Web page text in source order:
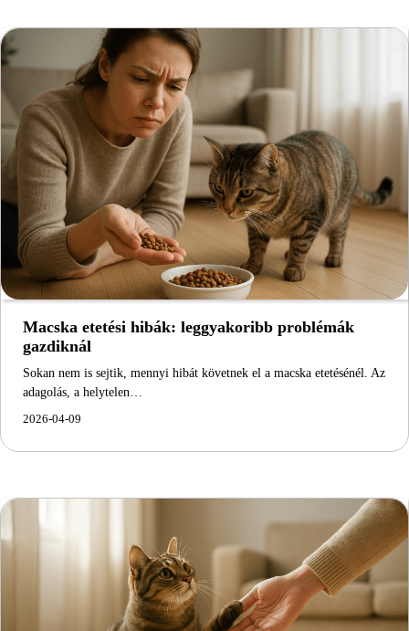
Macska etetési hibák: leggyakoribb problémák
gazdiknál
Sokan nem is sejtik, mennyi hibát követnek el a macska etetésénél. Az
adagolás, a helytelen…
2026-04-09